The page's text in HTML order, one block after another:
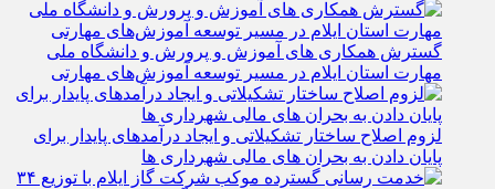
گسترش همکاری‌ های آموزش و پرورش و دانشگاه ملی
مهارت استان ایلام در مسیر توسعه آموزش‌های مهارتی
لزوم اصلاح ساختار تشکیلاتی و ایجاد درآمدهای پایدار برای
پایان دادن به بحران‌ های مالی شهرداری‌ ها